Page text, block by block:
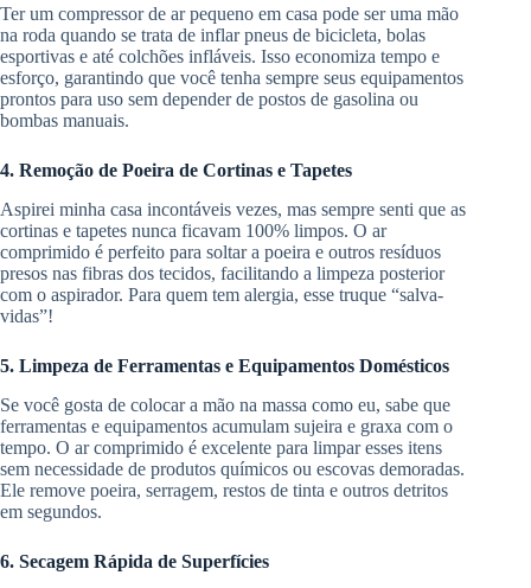
Ter um compressor de ar pequeno em casa pode ser uma mão
na roda quando se trata de inflar pneus de bicicleta, bolas
esportivas e até colchões infláveis. Isso economiza tempo e
esforço, garantindo que você tenha sempre seus equipamentos
prontos para uso sem depender de postos de gasolina ou
bombas manuais.
4. Remoção de Poeira de Cortinas e Tapetes
Aspirei minha casa incontáveis vezes, mas sempre senti que as
cortinas e tapetes nunca ficavam 100% limpos. O ar
comprimido é perfeito para soltar a poeira e outros resíduos
presos nas fibras dos tecidos, facilitando a limpeza posterior
com o aspirador. Para quem tem alergia, esse truque “salva-
vidas”!
5. Limpeza de Ferramentas e Equipamentos Domésticos
Se você gosta de colocar a mão na massa como eu, sabe que
ferramentas e equipamentos acumulam sujeira e graxa com o
tempo. O ar comprimido é excelente para limpar esses itens
sem necessidade de produtos químicos ou escovas demoradas.
Ele remove poeira, serragem, restos de tinta e outros detritos
em segundos.
6. Secagem Rápida de Superfícies